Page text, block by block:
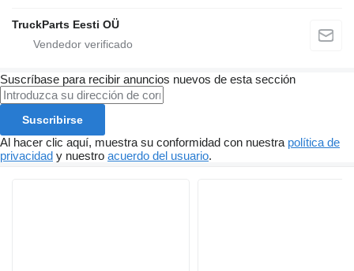
TruckParts Eesti OÜ
Suscríbase para recibir anuncios nuevos de esta sección
Suscribirse
Al hacer clic aquí, muestra su conformidad con nuestra política de
privacidad y nuestro acuerdo del usuario.